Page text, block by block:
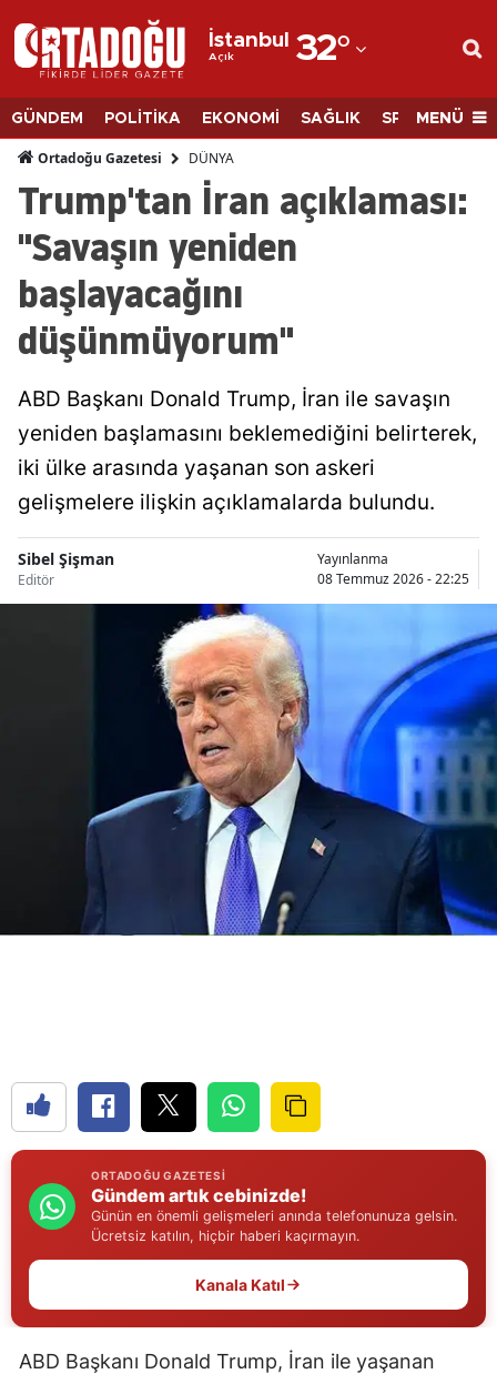
İstanbul
Açık 32°
Adana
Adıyaman
Afyonkarahisar
Ağrı
Amasya
Ankara
Antalya
Aydın
Balıkesir
Bitlis
Bolu
Burdur
Bursa
Çanakkale
Çankırı
Çorum
Denizli
Erzincan
Eskişehir
Gaziantep
Giresun
GÜNDEM POLİTİKA EKONOMİ SAĞLIK SPORMENÜ
Ortadoğu Gazetesi DÜNYA
Trump'tan İran açıklaması:
"Savaşın yeniden
başlayacağını
düşünmüyorum"
ABD Başkanı Donald Trump, İran ile savaşın
yeniden başlamasını beklemediğini belirterek,
iki ülke arasında yaşanan son askeri
gelişmelere ilişkin açıklamalarda bulundu.
Sibel Şişman
Editör
Yayınlanma
08 Temmuz 2026 - 22:25
ORTADOĞU GAZETESI
Gündem artık cebinizde!
Günün en önemli gelişmeleri anında telefonunuza gelsin.
Ücretsiz katılın, hiçbir haberi kaçırmayın.
Kanala Katıl
ABD Başkanı Donald Trump, İran ile yaşanan